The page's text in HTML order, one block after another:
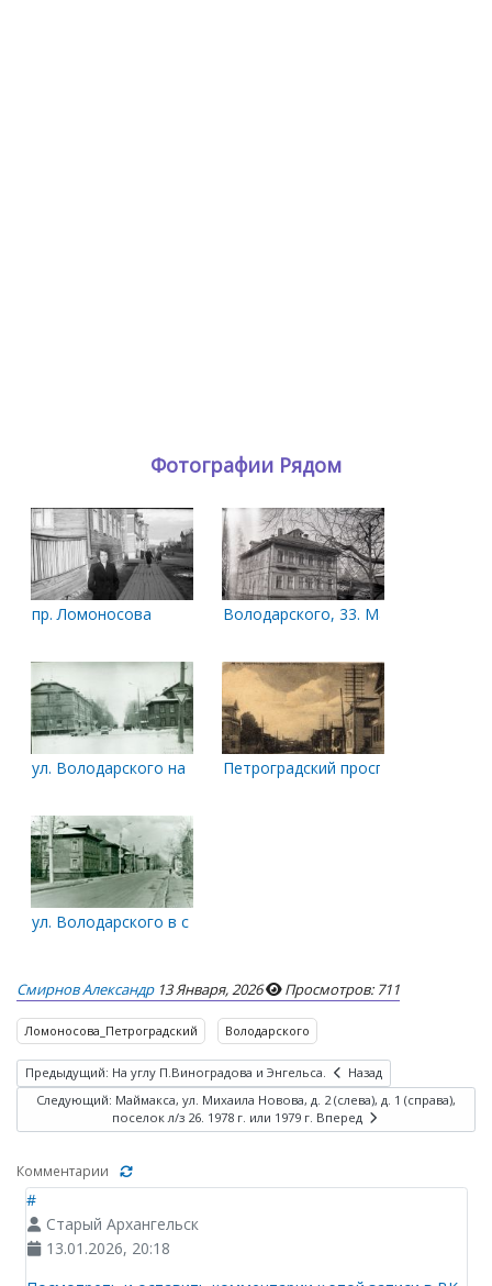
Фотографии Рядом
пр. Ломоносова Володарского, 33. Май 1984 года
ул. Володарского на пересечении с пр. Ломоносова
Петроградский проспект
ул. Володарского в сторону Ломоносова
Смирнов Александр 13 Января, 2026 Просмотров: 711
Ломоносова_Петроградский Володарского
Предыдущий: На углу П.Виноградова и Энгельса.
Назад
Следующий: Маймакса, ул. Михаила Новова, д. 2 (слева), д. 1 (справа),
поселок л/з 26. 1978 г. или 1979 г. Вперед
Комментарии
#
Старый Архангельск
13.01.2026, 20:18